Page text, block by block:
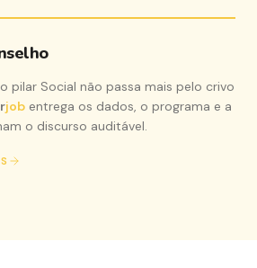
pilar Social não passa mais pelo crivo
job entrega os dados, o programa e a
o discurso auditável.